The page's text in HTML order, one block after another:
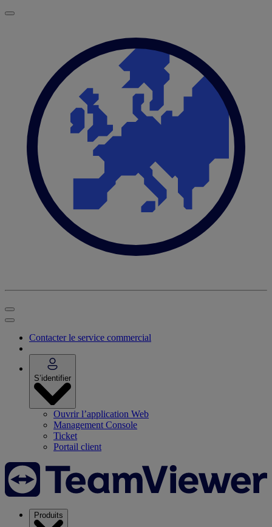
Contacter le service commercial
S’identifier
Ouvrir l’application Web
Management Console
Ticket
Portail client
Produits